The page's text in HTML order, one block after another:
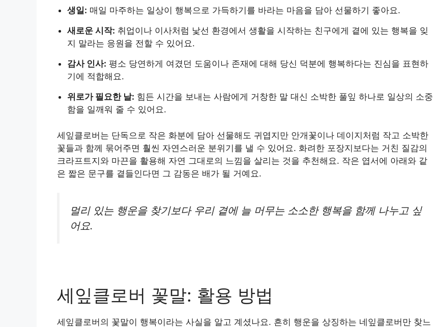
생일: 매일 마주하는 일상이 행복으로 가득하기를 바라는 마음을 담아 선물하기 좋아요.
새로운 시작: 취업이나 이사처럼 낯선 환경에서 생활을 시작하는 친구에게 곁에 있는 행복을 잊
지 말라는 응원을 전할 수 있어요.
감사 인사: 평소 당연하게 여겼던 도움이나 존재에 대해 당신 덕분에 행복하다는 진심을 표현하
기에 적합해요.
위로가 필요한 날: 힘든 시간을 보내는 사람에게 거창한 말 대신 소박한 풀잎 하나로 일상의 소중
함을 일깨워 줄 수 있어요.
세잎클로버는 단독으로 작은 화분에 담아 선물해도 귀엽지만 안개꽃이나 데이지처럼 작고 소박한
꽃들과 함께 묶어주면 훨씬 자연스러운 분위기를 낼 수 있어요. 화려한 포장지보다는 거친 질감의
크라프트지와 마끈을 활용해 자연 그대로의 느낌을 살리는 것을 추천해요. 작은 엽서에 아래와 같
은 짧은 문구를 곁들인다면 그 감동은 배가 될 거예요.
멀리 있는 행운을 찾기보다 우리 곁에 늘 머무는 소소한 행복을 함께 나누고 싶
어요.
세잎클로버 꽃말: 활용 방법
세잎클로버의 꽃말이 행복이라는 사실을 알고 계셨나요. 흔히 행운을 상징하는 네잎클로버만 찾느